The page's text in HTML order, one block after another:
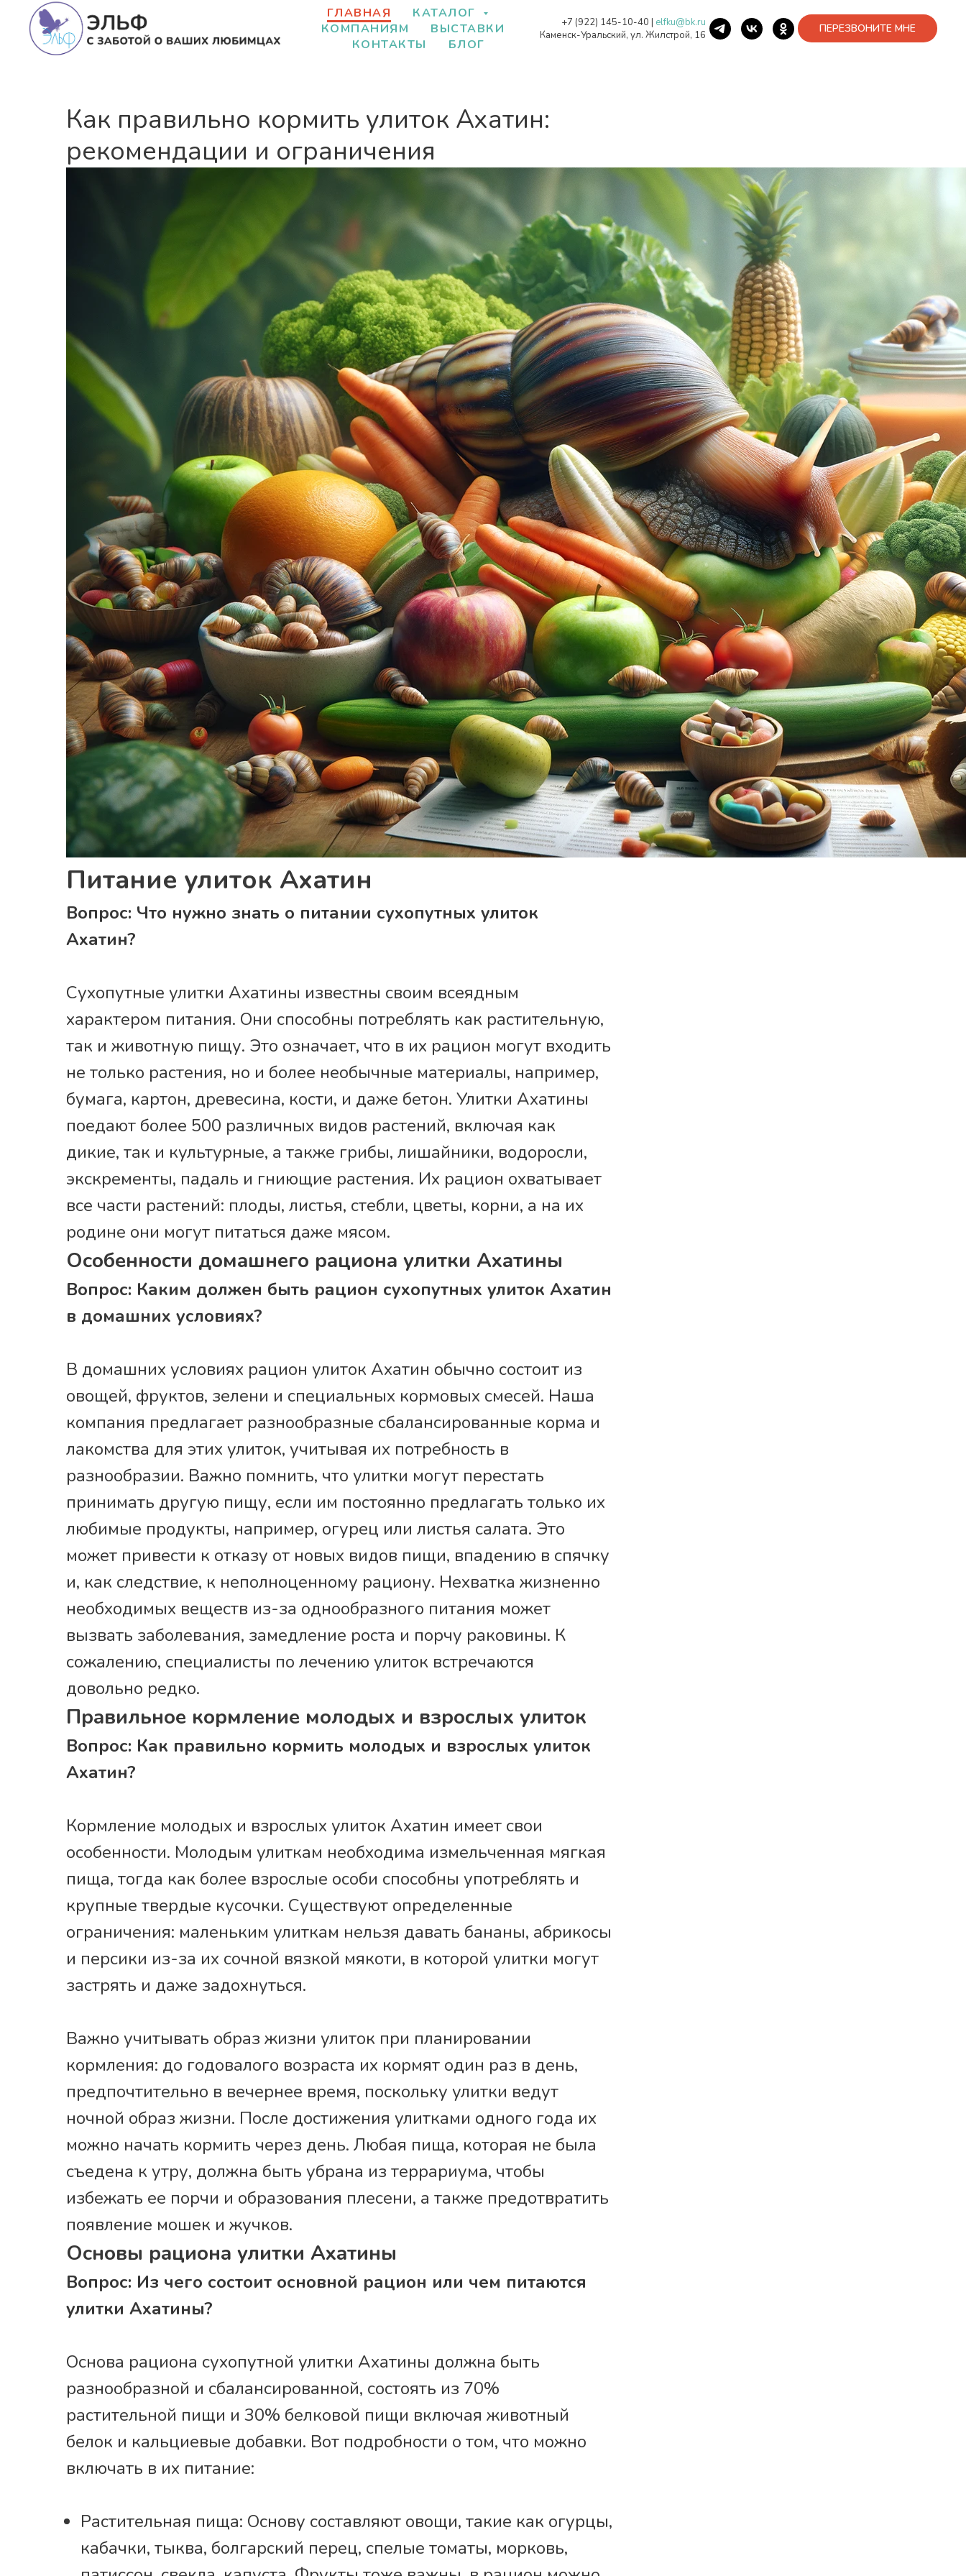
ГЛАВНАЯ
КАТАЛОГ
КОМПАНИЯМ
ВЫСТАВКИ
КОНТАКТЫ
БЛОГ
+7 (922) 145-10-40 | elfku@bk.ru
Каменск-Уральский, ул. Жилстрой, 16
ПЕРЕЗВОНИТЕ МНЕ
Как правильно кормить улиток Ахатин:
рекомендации и ограничения
Питание улиток Ахатин
Вопрос: Что нужно знать о питании сухопутных улиток
Ахатин?
Сухопутные улитки Ахатины известны своим всеядным
характером питания. Они способны потреблять как растительную,
так и животную пищу. Это означает, что в их рацион могут входить
не только растения, но и более необычные материалы, например,
бумага, картон, древесина, кости, и даже бетон. Улитки Ахатины
поедают более 500 различных видов растений, включая как
дикие, так и культурные, а также грибы, лишайники, водоросли,
экскременты, падаль и гниющие растения. Их рацион охватывает
все части растений: плоды, листья, стебли, цветы, корни, а на их
родине они могут питаться даже мясом.
Особенности домашнего рациона улитки Ахатины
Вопрос: Каким должен быть рацион сухопутных улиток Ахатин
в домашних условиях?
В домашних условиях рацион улиток Ахатин обычно состоит из
овощей, фруктов, зелени и специальных кормовых смесей. Наша
компания предлагает разнообразные сбалансированные корма и
лакомства для этих улиток, учитывая их потребность в
разнообразии. Важно помнить, что улитки могут перестать
принимать другую пищу, если им постоянно предлагать только их
любимые продукты, например, огурец или листья салата. Это
может привести к отказу от новых видов пищи, впадению в спячку
и, как следствие, к неполноценному рациону. Нехватка жизненно
необходимых веществ из-за однообразного питания может
вызвать заболевания, замедление роста и порчу раковины. К
сожалению, специалисты по лечению улиток встречаются
довольно редко.
Правильное кормление молодых и взрослых улиток
Вопрос: Как правильно кормить молодых и взрослых улиток
Ахатин?
Кормление молодых и взрослых улиток Ахатин имеет свои
особенности. Молодым улиткам необходима измельченная мягкая
пища, тогда как более взрослые особи способны употреблять и
крупные твердые кусочки. Существуют определенные
ограничения: маленьким улиткам нельзя давать бананы, абрикосы
и персики из-за их сочной вязкой мякоти, в которой улитки могут
застрять и даже задохнуться.
Важно учитывать образ жизни улиток при планировании
кормления: до годовалого возраста их кормят один раз в день,
предпочтительно в вечернее время, поскольку улитки ведут
ночной образ жизни. После достижения улитками одного года их
можно начать кормить через день. Любая пища, которая не была
съедена к утру, должна быть убрана из террариума, чтобы
избежать ее порчи и образования плесени, а также предотвратить
появление мошек и жучков.
Основы рациона улитки Ахатины
Вопрос: Из чего состоит основной рацион или чем питаются
улитки Ахатины?
Основа рациона сухопутной улитки Ахатины должна быть
разнообразной и сбалансированной, состоять из 70%
растительной пищи и 30% белковой пищи включая животный
белок и кальциевые добавки. Вот подробности о том, что можно
включать в их питание:
Растительная пища: Основу составляют овощи, такие как огурцы,
кабачки, тыква, болгарский перец, спелые томаты, морковь,